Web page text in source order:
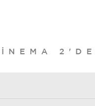
2'DE